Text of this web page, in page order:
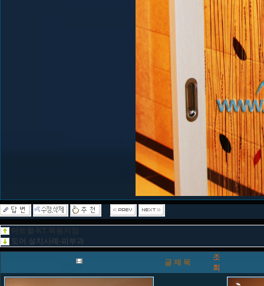
아트월-KT 목동지점
도어 설치사례-피부과
글 제 목
조
회